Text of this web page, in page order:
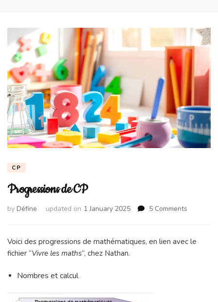
CP
Progressions de CP
by Défine updated on 1 January 2025 5 Comments
CP
Voici des progressions de mathématiques, en lien avec le
fichier “Vivre les maths“, chez Nathan.
Nombres et calcul